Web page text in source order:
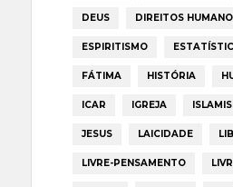
DEUS DIREITOS
ESPIRITISMO
FÁTIMA HISTÓRIA
ICAR IGREJA
JESUS LAICIDADE
LIVRE-PENSAMENTO